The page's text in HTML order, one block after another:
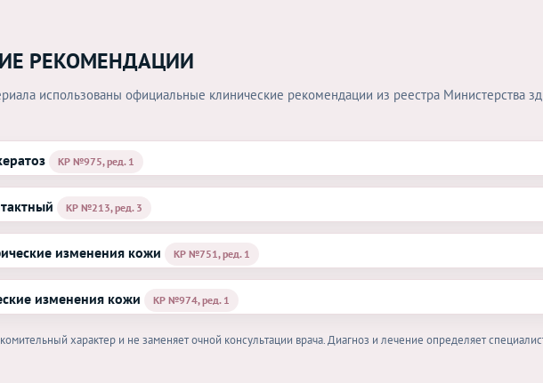
РЕКОМЕНДАЦИИ
использованы официальные клинические рекомендации из реестра Министерства
КР №975, ред. 1
КР №213, ред. 3
изменения кожи КР №751, ред. 1
изменения кожи КР №974, ред. 1
характер и не заменяет очной консультации врача. Диагноз и лечение определяет